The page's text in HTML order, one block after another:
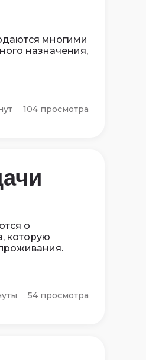
многими
назначения,
104 просмотра
о
которую
54 просмотра